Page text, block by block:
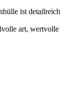
ist detailreich
art, wertvolle